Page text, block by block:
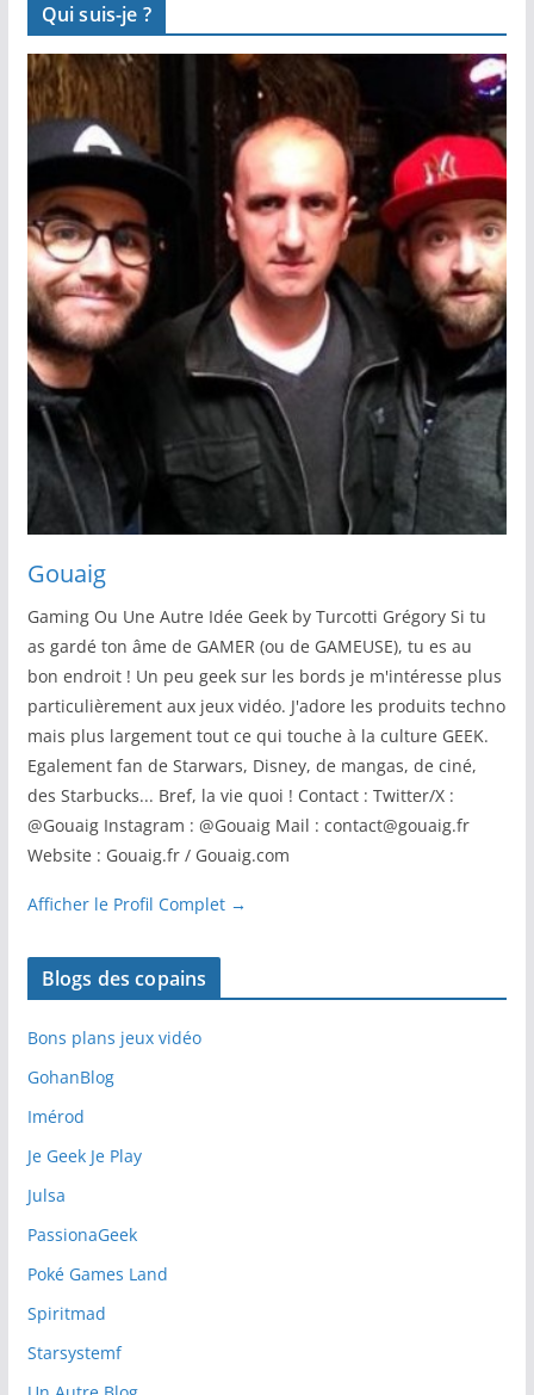
Qui suis-je ?
Gouaig
Gaming Ou Une Autre Idée Geek by Turcotti Grégory Si tu
as gardé ton âme de GAMER (ou de GAMEUSE), tu es au
bon endroit ! Un peu geek sur les bords je m'intéresse plus
particulièrement aux jeux vidéo. J'adore les produits techno
mais plus largement tout ce qui touche à la culture GEEK.
Egalement fan de Starwars, Disney, de mangas, de ciné,
des Starbucks... Bref, la vie quoi ! Contact : Twitter/X :
@Gouaig Instagram : @Gouaig Mail : contact@gouaig.fr
Website : Gouaig.fr / Gouaig.com
Afficher le Profil Complet →
Blogs des copains
Bons plans jeux vidéo
GohanBlog
Imérod
Je Geek Je Play
Julsa
PassionaGeek
Poké Games Land
Spiritmad
Starsystemf